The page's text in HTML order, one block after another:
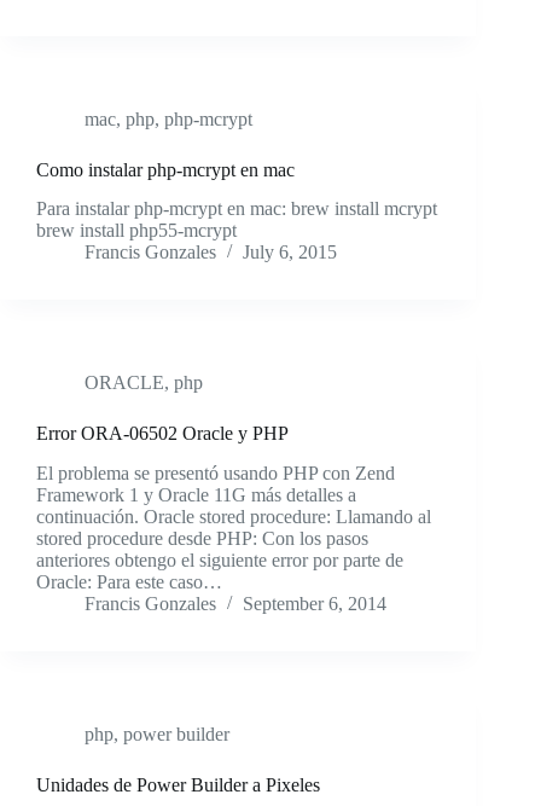
mac, php, php-mcrypt
Como instalar php-mcrypt en mac
Para instalar php-mcrypt en mac: brew install mcrypt
brew install php55-mcrypt
Francis Gonzales
July 6, 2015
ORACLE, php
Error ORA-06502 Oracle y PHP
El problema se presentó usando PHP con Zend
Framework 1 y Oracle 11G más detalles a
continuación. Oracle stored procedure: Llamando al
stored procedure desde PHP: Con los pasos
anteriores obtengo el siguiente error por parte de
Oracle: Para este caso…
Francis Gonzales
September 6, 2014
php, power builder
Unidades de Power Builder a Pixeles